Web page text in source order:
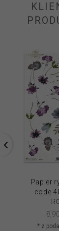
Papier
code
8,90
* z